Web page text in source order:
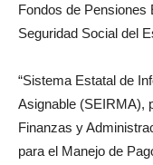
Fondos de Pensiones
Seguridad Social del
“Sistema Estatal de
Asignable (SEIRMA),
Finanzas y
para el Manejo de